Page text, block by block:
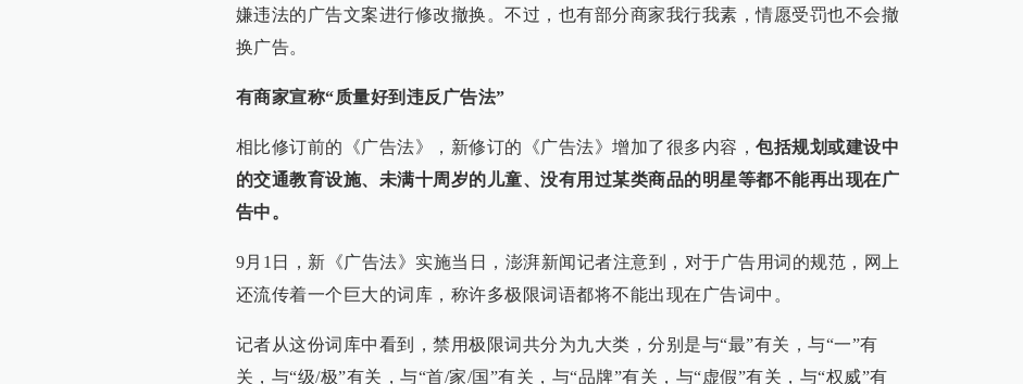
嫌违法的广告文案进行修改撤换。不过，也有部分商家我行我素，情愿受罚也不会撤
换广告。
有商家宣称“质量好到违反广告法”
相比修订前的《广告法》，新修订的《广告法》增加了很多内容， 包括规划或建设中
的交通教育设施、未满十周岁的儿童、没有用过某类商品的明星等都不能再出现在广
告中。
9月1日，新《广告法》实施当日，澎湃新闻记者注意到，对于广告用词的规范，网上
还流传着一个巨大的词库，称许多极限词语都将不能出现在广告词中。
记者从这份词库中看到，禁用极限词共分为九大类，分别是与“最”有关，与“一”有
关，与“级/极”有关，与“首/家/国”有关，与“品牌”有关，与“虚假”有关，与“权威”有